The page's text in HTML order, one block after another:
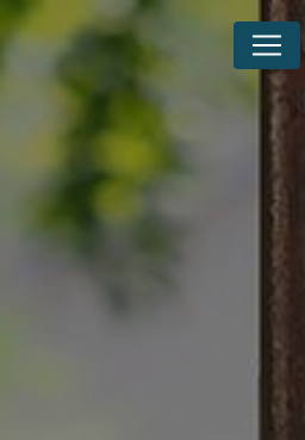
Panneau de gestion des cookies